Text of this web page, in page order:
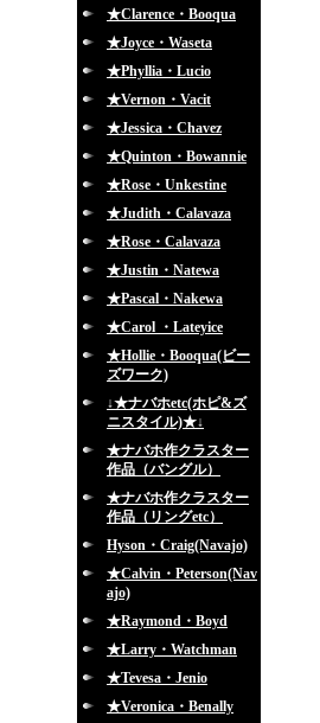
★Clarence・Booqua
★Joyce・Waseta
★Phyllia・Lucio
★Vernon・Vacit
★Jessica・Chavez
★Quinton・Bowannie
★Rose・Unkestine
★Judith・Calavaza
★Rose・Calavaza
★Justin・Natewa
★Pascal・Nakewa
★Carol ・Lateyice
★Hollie・Booqua(ビー
ズワーク)
↓★ナバホetc(ホピ&ズ
ニスタイル)★↓
★ナバホ作クラスター
作品（バングル）
★ナバホ作クラスター
作品（リングetc）
Hyson・Craig(Navajo)
★Calvin・Peterson(Nav
ajo)
★Raymond・Boyd
★Larry・Watchman
★Tevesa・Jenio
★Veronica・Benally